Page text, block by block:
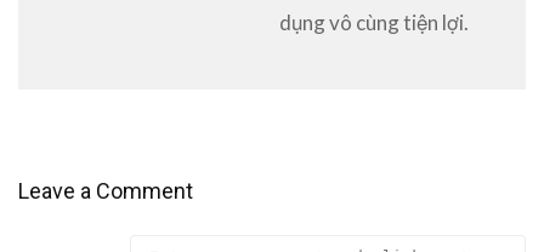
dụng vô cùng tiện lợi.
Leave a Comment